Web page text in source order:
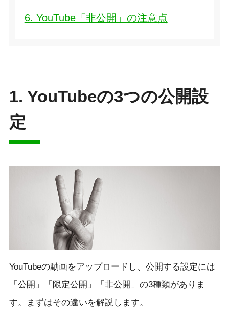
6. YouTube「非公開」の注意点
1. YouTubeの3つの公開設
定
YouTubeの動画をアップロードし、公開する設定には
「公開」「限定公開」「非公開」の3種類がありま
す。まずはその違いを解説します。